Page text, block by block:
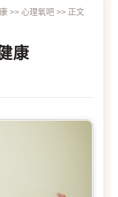
>> 心理氧吧 >> 正文
康